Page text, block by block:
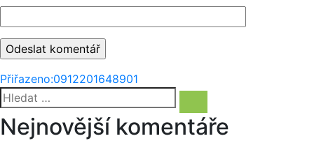
Navigace
pro
příspěvek
Přiřazeno:0912201648901
Hledat:
Hledání
Nejnovější komentáře